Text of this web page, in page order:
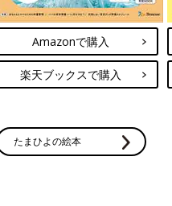
Amazonで購入
楽天ブックスで購入
たまひよの絵本